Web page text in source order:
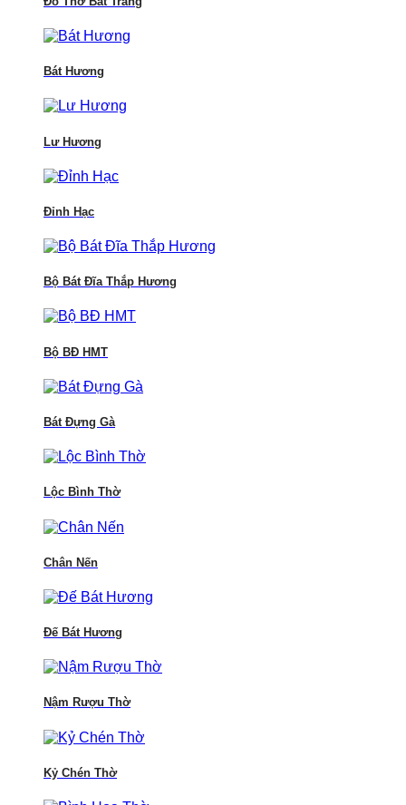
Bát Hương
Lư Hương
Đỉnh Hạc
Bộ Bát Đĩa Thắp Hương
Bộ BĐ HMT
Bát Đựng Gà
Lộc Bình Thờ
Chân Nến
Đế Bát Hương
Nậm Rượu Thờ
Kỷ Chén Thờ